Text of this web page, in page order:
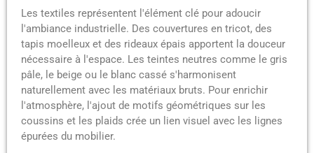
Les textiles représentent l'élément clé pour adoucir
l'ambiance industrielle. Des couvertures en tricot, des
tapis moelleux et des rideaux épais apportent la douceur
nécessaire à l'espace. Les teintes neutres comme le gris
pâle, le beige ou le blanc cassé s'harmonisent
naturellement avec les matériaux bruts. Pour enrichir
l'atmosphère, l'ajout de motifs géométriques sur les
coussins et les plaids crée un lien visuel avec les lignes
épurées du mobilier.